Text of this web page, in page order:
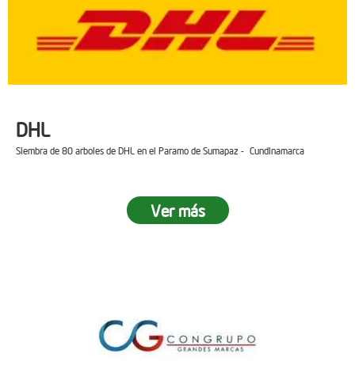
DHL
Siembra de 80 arboles de DHL en el Paramo de Sumapaz - Cundinamarca
Ver más